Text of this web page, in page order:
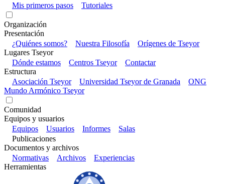
Mis primeros pasos
Tutoriales
Organización
Presentación
¿Quiénes somos?
Nuestra Filosofía
Orígenes de Tseyor
Lugares Tseyor
Dónde estamos
Centros Tseyor
Contactar
Estructura
Asociación Tseyor
Universidad Tseyor de Granada
ONG
Mundo Armónico Tseyor
Comunidad
Equipos y usuarios
Equipos
Usuarios Informes
Salas
Publicaciones
Documentos y archivos
Normativas
Archivos
Experiencias
Herramientas